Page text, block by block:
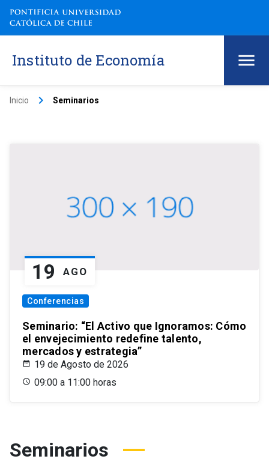
Instituto de Economía
Inicio keyboard_arrow_right Seminarios
19 AGO
Conferencias
Seminario: “El Activo que Ignoramos: Cómo
el envejecimiento redefine talento,
mercados y estrategia”
19 de Agosto de 2026
09:00 a 11:00 horas
Seminarios